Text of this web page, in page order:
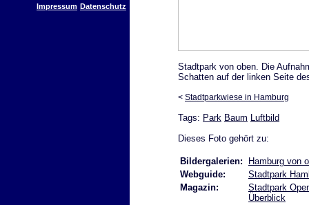
Impressum Datenschutz
Stadtpark von oben. Die
Schatten auf der linken Seite
< Stadtparkwiese in Hamburg
Tags: Park Baum Luftbild
Dieses Foto gehört zu:
Bildergalerien:
Hamburg von
Webguide:
Stadtpark
Magazin:
Stadtpark
Überblick